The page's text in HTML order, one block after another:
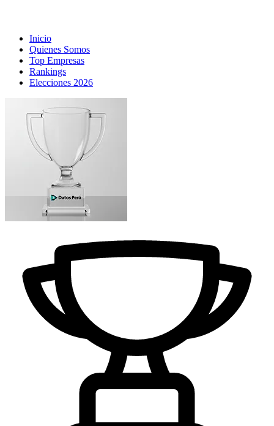
Inicio
Quienes Somos
Top Empresas
Rankings
Elecciones 2026